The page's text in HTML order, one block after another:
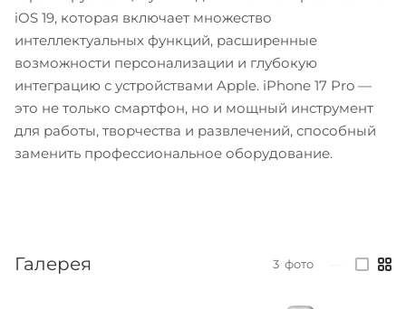
iOS 19, которая включает множество
интеллектуальных функций, расширенные
возможности персонализации и глубокую
интеграцию с устройствами Apple. iPhone 17 Pro —
это не только смартфон, но и мощный инструмент
для работы, творчества и развлечений, способный
заменить профессиональное оборудование.
Галерея 3 фото